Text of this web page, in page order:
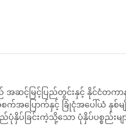
အဆင့်မြင့်ပြည်တွင်းနှင့် နိုင်ငံတကာ
က်အပြောက်နှင့် ခြုံငုံအပေါ်ယံ
ပုံနှိပ်ခြင်းကဲ့သို့သော ပုံနှိပ်ပစ္စည်း